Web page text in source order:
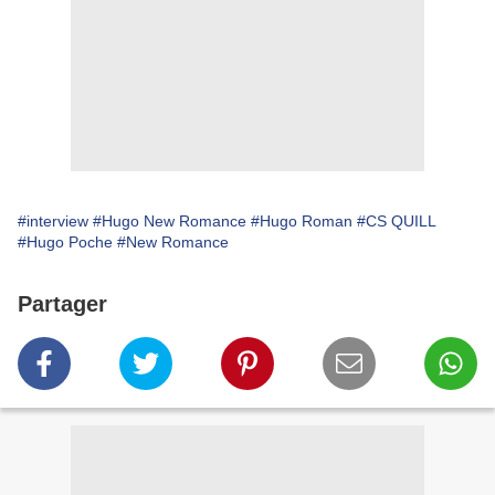
#interview #Hugo New Romance #Hugo Roman #CS QUILL
#Hugo Poche #New Romance
Partager